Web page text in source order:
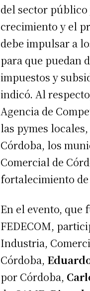
del sector
crecimiento y el
debe impulsar a
para que puedan
impuestos y
indicó. Al
Agencia de
las pymes
Córdoba, los
Comercial de
fortalecimiento
En el evento, que
FEDECOM,
Industria,
Córdoba,
por Córdoba,